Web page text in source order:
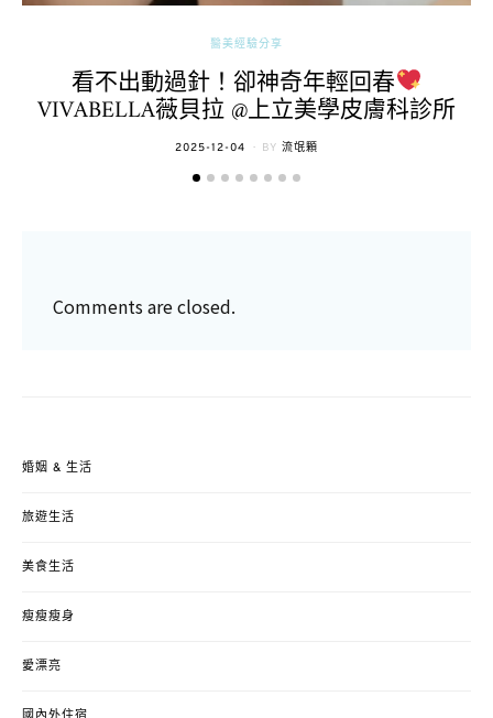
醫美經驗分享
看不出動過針！卻神奇年輕回春
VIVABELLA薇貝拉 @上立美學皮膚科診所
POSTED
2025-12-04 BY 流氓顆
Comments are closed.
婚姻 & 生活
旅遊生活
美食生活
瘦瘦瘦身
愛漂亮